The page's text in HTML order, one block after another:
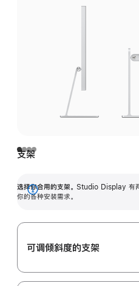
支架
选择你合用的支架。 Studio Display 有两
你的各种安装需求。
展
可调倾斜度的支架